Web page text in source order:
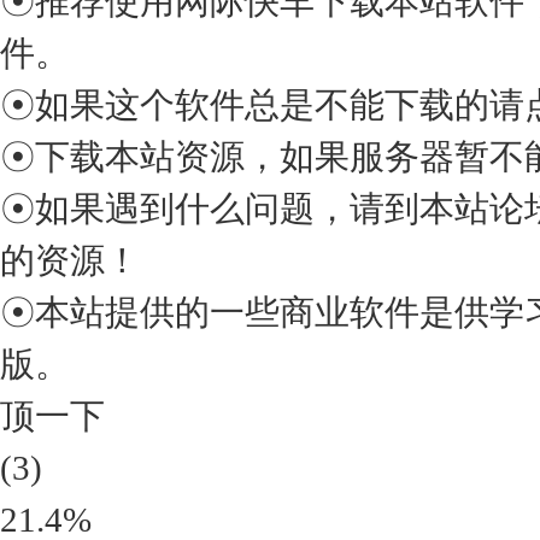
件。
☉如果这个软件总是不能下载的请
☉下载本站资源，如果服务器暂不
☉如果遇到什么问题，请到本站论
的资源！
☉本站提供的一些商业软件是供学
版。
顶一下
(3)
21.4%